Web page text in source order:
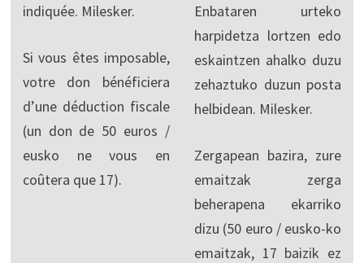
indiquée. Milesker.
Si vous êtes imposable,
votre don bénéficiera
d’une déduction fiscale
(un don de 50 euros /
eusko ne vous en
coûtera que 17).
Enbataren urteko
harpidetza lortzen edo
eskaintzen ahalko duzu
zehaztuko duzun posta
helbidean. Milesker.
Zergapean bazira, zure
emaitzak zerga
beherapena ekarriko
dizu (50 euro / eusko-ko
emaitzak, 17 baizik ez